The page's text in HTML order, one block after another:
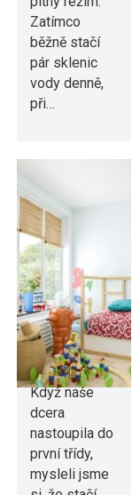
Zatímco
běžně stačí
pár sklenic
vody denně,
při…
Chytré tipy,
jak zařídit
pokoj
malému
školákovi
2. 8. 2026
Když naše
dcera
nastoupila do
první třídy,
mysleli jsme